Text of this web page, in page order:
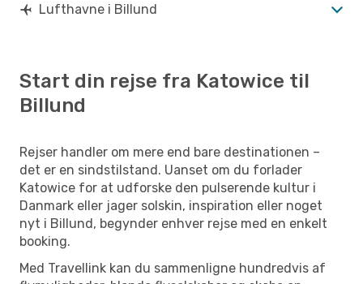
Lufthavne i Billund
Start din rejse fra Katowice til
Billund
Rejser handler om mere end bare destinationen –
det er en sindstilstand. Uanset om du forlader
Katowice for at udforske den pulserende kultur i
Danmark eller jager solskin, inspiration eller noget
nyt i Billund, begynder enhver rejse med en enkelt
booking.
Med Travellink kan du sammenligne hundredvis af